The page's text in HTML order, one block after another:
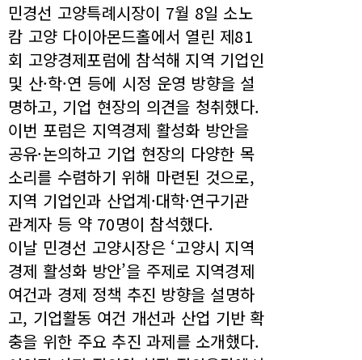
민경선 고양특례시장이 7월 8일 소노
캄 고양 다이아몬드홀에서 열린 제81
회 고양경제포럼에 참석해 지역 기업인
및 산·학·연 등에 시정 운영 방향을 설
명하고, 기업 현장의 의견을 청취했다.
이번 포럼은 지역경제 활성화 방안을
공유·논의하고 기업 현장의 다양한 목
소리를 수렴하기 위해 마련된 것으로,
지역 기업인과 산업계·대학·연구기관
관계자 등 약 70명이 참석했다.
이날 민경선 고양시장은 ‘고양시 지역
경제 활성화 방안’을 주제로 지역경제
여건과 경제 정책 추진 방향을 설명하
고, 기업활동 여건 개선과 산업 기반 확
충을 위한 주요 추진 과제를 소개했다.